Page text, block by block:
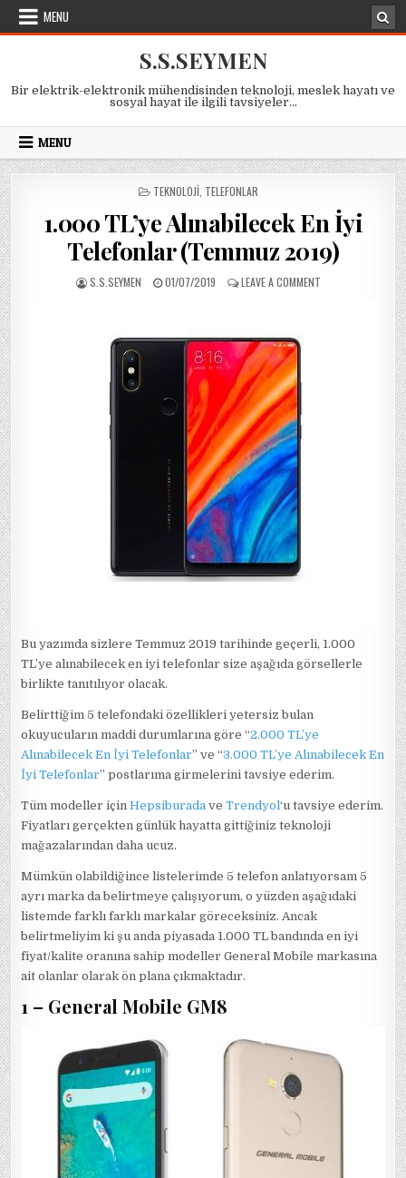
Skip
MENU
S.S.SEYMEN
Bir elektrik-elektronik mühendisinden teknoloji, meslek hayatı ve
sosyal hayat ile ilgili tavsiyeler…
MENU
POSTED
TEKNOLOJI TELEFONLAR
1.000 TL’ye Alınabilecek En İyi
Telefonlar (Temmuz 2019)
AUTHOR:
S.S.SEYMEN
PUBLISHED
01/07/2019 LEAVE A COMMENT
Bu yazımda sizlere Temmuz 2019 tarihinde geçerli, 1.000
TL’ye alınabilecek en iyi telefonlar size aşağıda görsellerle
birlikte tanıtılıyor olacak.
Belirttiğim 5 telefondaki özellikleri yetersiz bulan
okuyucuların maddi durumlarına göre “2.000 TL’ye
Alınabilecek En İyi Telefonlar” ve “3.000 TL’ye Alınabilecek En
İyi Telefonlar” postlarıma girmelerini tavsiye ederim.
Tüm modeller içinHepsiburada veTrendyol‘u tavsiye ederim.
Fiyatları gerçekten günlük hayatta gittiğiniz teknoloji
mağazalarından daha ucuz.
Mümkün olabildiğince listelerimde 5 telefon anlatıyorsam 5
ayrı marka da belirtmeye çalışıyorum, o yüzden aşağıdaki
listemde farklı farklı markalar göreceksiniz. Ancak
belirtmeliyim ki şu anda piyasada 1.000 TL bandında en iyi
fiyat/kalite oranına sahip modeller General Mobile markasına
ait olanlar olarak ön plana çıkmaktadır.
1 – General Mobile GM8